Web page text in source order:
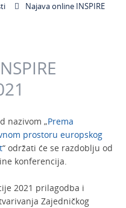
Najava online INSPIRE
nazivom „Prema
prostoru europskog
“ održati će se razdoblju od
konferencija.
2021 prilagodba i
Zajedničkog